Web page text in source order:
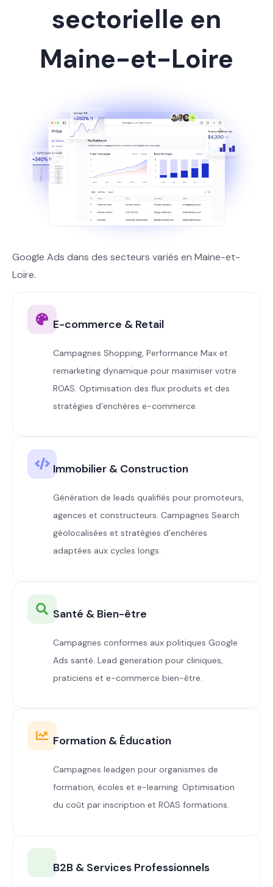
sectorielle en
Maine-et-Loire
Google Ads dans des secteurs variés en Maine-et-
Loire.
E-commerce & Retail
Campagnes Shopping, Performance Max et
remarketing dynamique pour maximiser votre
ROAS. Optimisation des flux produits et des
stratégies d’enchères e-commerce.
Immobilier & Construction
Génération de leads qualifiés pour promoteurs,
agences et constructeurs. Campagnes Search
géolocalisées et stratégies d’enchères
adaptées aux cycles longs.
Santé & Bien-être
Campagnes conformes aux politiques Google
Ads santé. Lead generation pour cliniques,
praticiens et e-commerce bien-être.
Formation & Éducation
Campagnes leadgen pour organismes de
formation, écoles et e-learning. Optimisation
du coût par inscription et ROAS formations.
B2B & Services Professionnels